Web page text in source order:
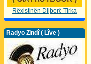
Rêxistinên Dijberê Tirka
Radyo Zindî ( Lîve )